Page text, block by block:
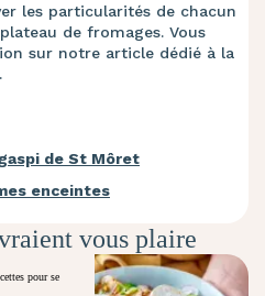
les particularités de chacun
de fromages. Vous
sur notre article dédié à la
.
de St Môret
enceintes
vous plaire
pour se